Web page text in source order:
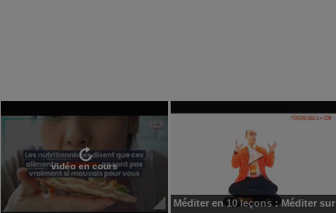
vidéo en cours
Méditer en 10 leçons : Méditer sur